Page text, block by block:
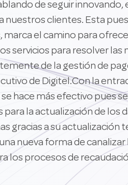
de seguir
clientes. Esta
el camino para
para resolver las
de la gestión de
de Digitel.Con la
hace más efectivo pues
la actualización de los
gracias a su actualización
nueva forma de
los procesos de